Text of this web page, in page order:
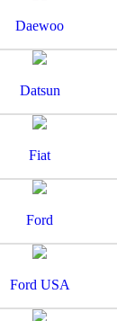
Daewoo
Datsun
Fiat
Ford
Ford USA